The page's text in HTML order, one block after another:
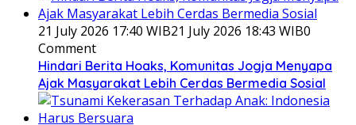
21 July 2026 17:40 WIB21 July 2026 18:43 WIB0
Comment
Hindari Berita Hoaks, Komunitas Jogja Menyapa
Ajak Masyarakat Lebih Cerdas Bermedia Sosial